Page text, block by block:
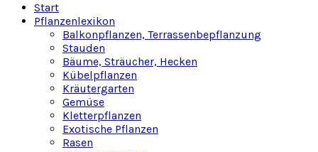
Start
Pflanzenlexikon
Balkonpflanzen, Terrassenbepflanzung
Stauden
Bäume, Sträucher, Hecken
Kübelpflanzen
Kräutergarten
Gemüse
Kletterpflanzen
Exotische Pflanzen
Rasen